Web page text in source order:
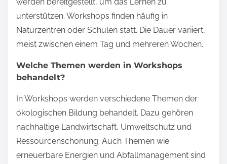
unterstützen. Workshops finden häufig in
Naturzentren oder Schulen statt. Die Dauer variiert,
meist zwischen einem Tag und mehreren Wochen.
Welche Themen werden in Workshops
behandelt?
In Workshops werden verschiedene Themen der
ökologischen Bildung behandelt. Dazu gehören
nachhaltige Landwirtschaft, Umweltschutz und
Ressourcenschonung. Auch Themen wie
erneuerbare Energien und Abfallmanagement sind